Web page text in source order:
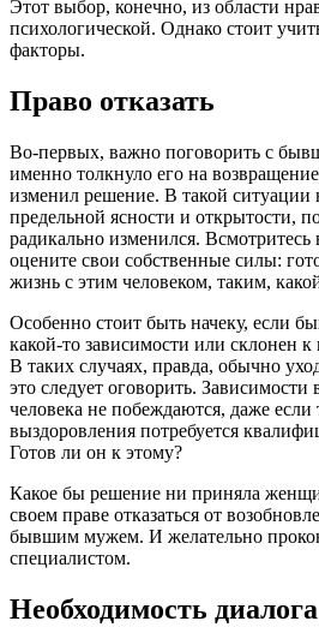
Этот выбор, конечно, из области
психологической. Однако стоит
факторы.
Право отказать
Во-первых, важно поговорить с
именно толкнуло его на
изменил решение. В такой ситуации
предельной ясности и открытости,
радикально изменился. Всмотритесь
оцените свои собственные силы:
жизнь с этим человеком, таким,
Особенно стоит быть начеку, если
какой-то зависимости или склонен
В таких случаях, правда, обычно
это следует оговорить.
человека не побеждаются, даже если
выздоровления потребуется
Готов ли он к этому?
Какое бы решение ни приняла
своем праве отказаться от
бывшим мужем. И желательно
специалистом.
Необходимость диалога